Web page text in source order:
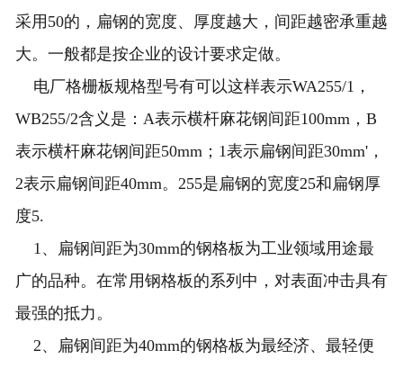
采用50的，扁钢的宽度、厚度越大，间距越密承重越
大。一般都是按企业的设计要求定做。
电厂格栅板规格型号有可以这样表示WA255/1，
WB255/2含义是：A表示横杆麻花钢间距100mm，B
表示横杆麻花钢间距50mm；1表示扁钢间距30mm'，
2表示扁钢间距40mm。255是扁钢的宽度25和扁钢厚
度5.
1、扁钢间距为30mm的钢格板为工业领域用途最
广的品种。在常用钢格板的系列中，对表面冲击具有
最强的抵力。
2、扁钢间距为40mm的钢格板为最经济、最轻便